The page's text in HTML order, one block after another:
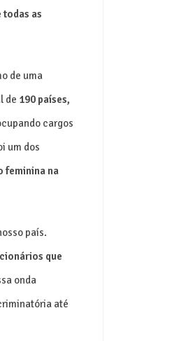
as
de uma
de 190 países,
cargos
um dos
feminina na
país.
que
onda
até